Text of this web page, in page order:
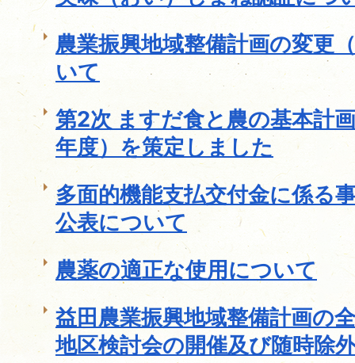
農業振興地域整備計画の変更
いて
第2次 ますだ食と農の基本計
年度）を策定しました
多面的機能支払交付金に係る
公表について
農薬の適正な使用について
益田農業振興地域整備計画の
地区検討会の開催及び随時除